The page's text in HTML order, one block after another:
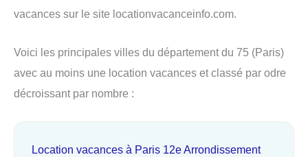
vacances sur le site locationvacanceinfo.com.
Voici les principales villes du département du 75 (Paris)
avec au moins une location vacances et classé par odre
décroissant par nombre :
Location vacances à Paris 12e Arrondissement